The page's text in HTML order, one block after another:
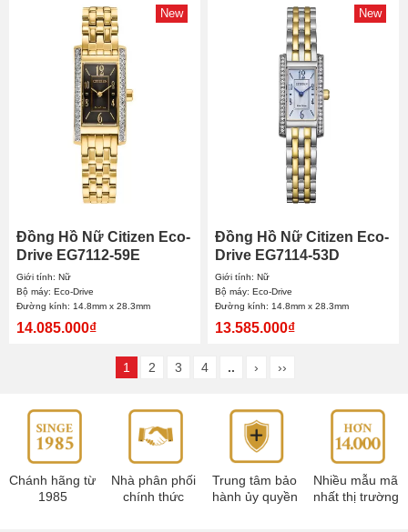
New
Đồng Hồ Nữ Citizen Eco-
Drive EG7112-59E
14.8mmx28.3mm
Giới tính: Nữ
Bộ máy: Eco-Drive
Đường kính: 14.8mm x 28.3mm
14.085.000₫
New
Đồng Hồ Nữ Citizen Eco-
Drive EG7114-53D
14.8mmx28.3mm
Giới tính: Nữ
Bộ máy: Eco-Drive
Đường kính: 14.8mm x 28.3mm
13.585.000₫
1 2 3 4 .. › ››
Chánh hãng từ
1985
Nhà phân phối
chính thức
Trung tâm bảo
hành ủy quyền
Nhiều mẫu mã
nhất thị trường